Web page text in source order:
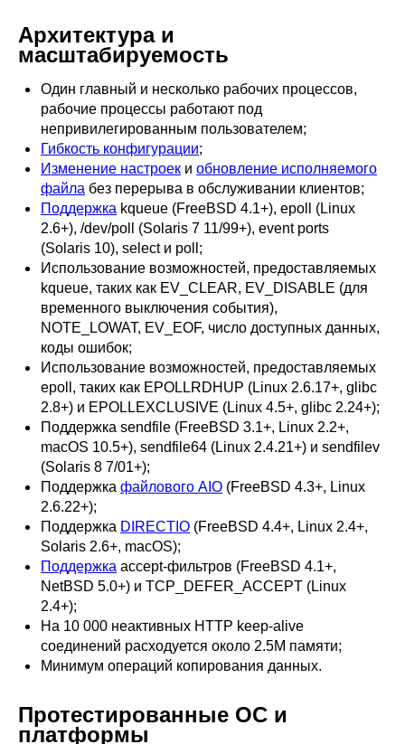
Архитектура и
масштабируемость
Один главный и несколько рабочих процессов,
рабочие процессы работают под
непривилегированным пользователем;
Гибкость конфигурации;
Изменение настроек и обновление исполняемого
файла без перерыва в обслуживании клиентов;
Поддержка kqueue (FreeBSD 4.1+), epoll (Linux
2.6+), /dev/poll (Solaris 7 11/99+), event ports
(Solaris 10), select и poll;
Использование возможностей, предоставляемых
kqueue, таких как EV_CLEAR, EV_DISABLE (для
временного выключения события),
NOTE_LOWAT, EV_EOF, число доступных данных,
коды ошибок;
Использование возможностей, предоставляемых
epoll, таких как EPOLLRDHUP (Linux 2.6.17+, glibc
2.8+) и EPOLLEXCLUSIVE (Linux 4.5+, glibc 2.24+);
Поддержка sendfile (FreeBSD 3.1+, Linux 2.2+,
macOS 10.5+), sendfile64 (Linux 2.4.21+) и sendfilev
(Solaris 8 7/01+);
Поддержка файлового AIO (FreeBSD 4.3+, Linux
2.6.22+);
Поддержка DIRECTIO (FreeBSD 4.4+, Linux 2.4+,
Solaris 2.6+, macOS);
Поддержка accept-фильтров (FreeBSD 4.1+,
NetBSD 5.0+) и TCP_DEFER_ACCEPT (Linux
2.4+);
На 10 000 неактивных HTTP keep-alive
соединений расходуется около 2.5M памяти;
Минимум операций копирования данных.
Протестированные ОС и
платформы